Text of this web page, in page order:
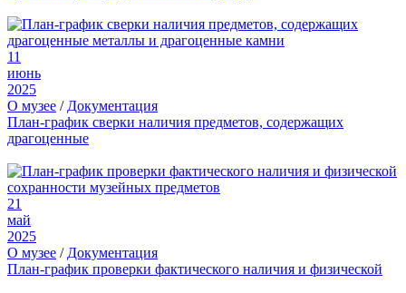
11
июнь
2025
О музее / Документация
План-график сверки наличия предметов, содержащих
драгоценные
21
май
2025
О музее / Документация
План-график проверки фактического наличия и физической